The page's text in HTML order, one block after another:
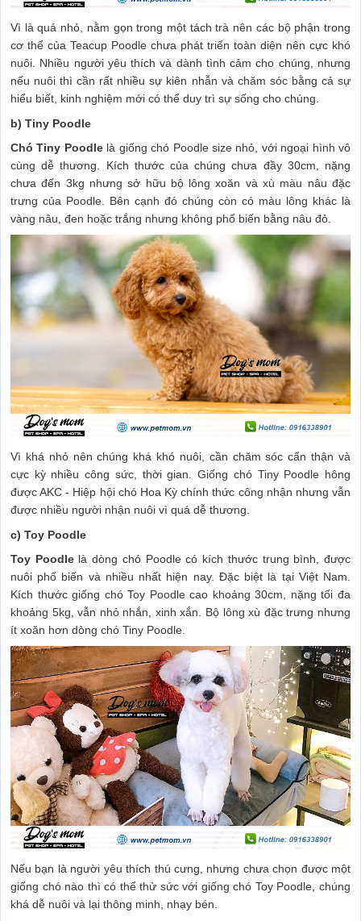
Vì là quá nhỏ, nằm gọn trong một tách trà nên các bộ phận trong
cơ thể của Teacup Poodle chưa phát triển toàn diện nên cực khó
nuôi. Nhiều người yêu thích và dành tình cảm cho chúng, nhưng
nếu nuôi thì cần rất nhiều sự kiên nhẫn và chăm sóc bằng cả sự
hiểu biết, kinh nghiệm mới có thể duy trì sự sống cho chúng.
b) Tiny Poodle
Chó Tiny Poodlelà giống chó Poodle size nhỏ, với ngoại hình vô
cùng dễ thương. Kích thước của chúng chưa đầy 30cm, nặng
chưa đến 3kg nhưng sở hữu bộ lông xoăn và xù màu nâu đặc
trưng của Poodle. Bên cạnh đó chúng còn có màu lông khác là
vàng nâu, đen hoặc trắng nhưng không phổ biến bằng nâu đỏ.
Vì khá nhỏ nên chúng khá khó nuôi, cần chăm sóc cẩn thận và
cực kỳ nhiều công sức, thời gian. Giống chó Tiny Poodle hông
được AKC - Hiệp hội chó Hoa Kỳ chính thức công nhận nhưng vẫn
được nhiều người nhận nuôi vì quá dễ thương.
c) Toy Poodle
Toy Poodlelà dòng chó Poodle có kích thước trung bình, được
nuôi phổ biến và nhiều nhất hiện nay. Đặc biệt là tại Việt Nam.
Kích thước giống chó Toy Poodle cao khoảng 30cm, nặng tối đa
khoảng 5kg, vẫn nhỏ nhắn, xinh xắn. Bộ lông xù đặc trưng nhưng
ít xoăn hơn dòng chó Tiny Poodle.
Nếu bạn là người yêu thích thú cưng, nhưng chưa chọn được một
giống chó nào thì có thể thử sức với giống chó Toy Poodle, chúng
khá dễ nuôi và lại thông minh, nhạy bén.